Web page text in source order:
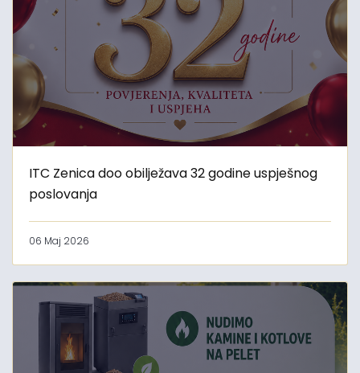
ITC Zenica doo obilježava 32 godine uspješnog
poslovanja
06 Maj 2026